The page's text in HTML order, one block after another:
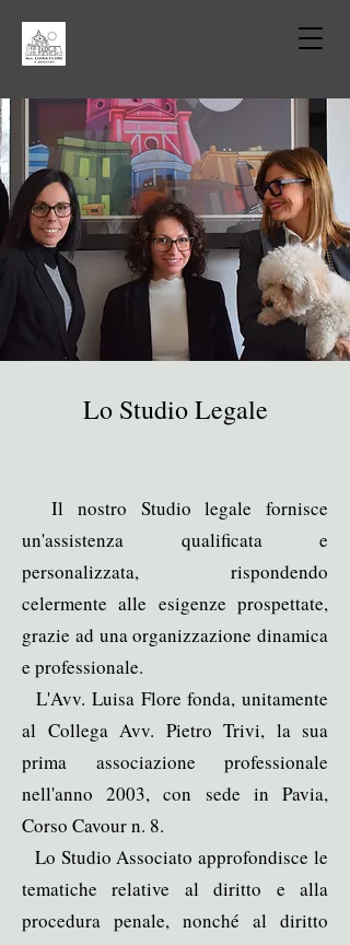
Lo Studio Legale
Il nostro Studio legale fornisce
un'assistenza qualificata e
personalizzata, rispondendo
celermente alle esigenze prospettate,
grazie ad una organizzazione dinamica
e professionale.
L'Avv. Luisa Flore fonda, unitamente
al Collega Avv. Pietro Trivi, la sua
prima associazione professionale
nell'anno 2003, con sede in Pavia,
Corso Cavour n. 8.
Lo Studio Associato approfondisce le
tematiche relative al diritto e alla
procedura penale, nonché al diritto